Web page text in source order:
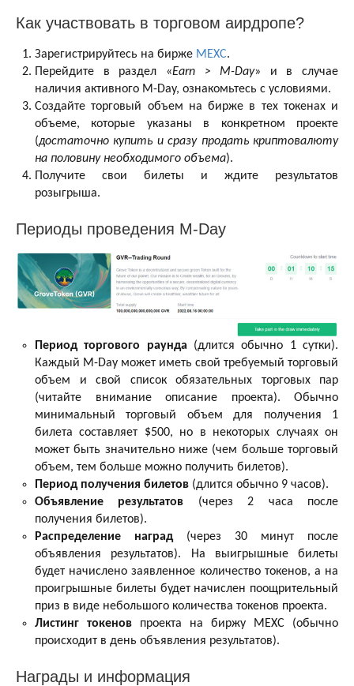
Как участвовать в торговом аирдропе?
Зарегистрируйтесь на бирже MEXC.
Перейдите в раздел «Earn > M-Day» и в случае
наличия активного M-Day, ознакомьтесь с условиями.
Создайте торговый объем на бирже в тех токенах и
объеме, которые указаны в конкретном проекте
(достаточно купить и сразу продать криптовалюту
на половину необходимого объема).
Получите свои билеты и ждите результатов
розыгрыша.
Периоды проведения M-Day
Период торгового раунда (длится обычно 1 сутки).
Каждый M-Day может иметь свой требуемый торговый
объем и свой список обязательных торговых пар
(читайте внимание описание проекта). Обычно
минимальный торговый объем для получения 1
билета составляет $500, но в некоторых случаях он
может быть значительно ниже (чем больше торговый
объем, тем больше можно получить билетов).
Период получения билетов (длится обычно 9 часов).
Объявление результатов (через 2 часа после
получения билетов).
Распределение наград(через 30 минут после
объявления результатов). На выигрышные билеты
будет начислено заявленное количество токенов, а на
проигрышные билеты будет начислен поощрительный
приз в виде небольшого количества токенов проекта.
Листинг токенов проекта на биржу MEXC (обычно
происходит в день объявления результатов).
Награды и информация